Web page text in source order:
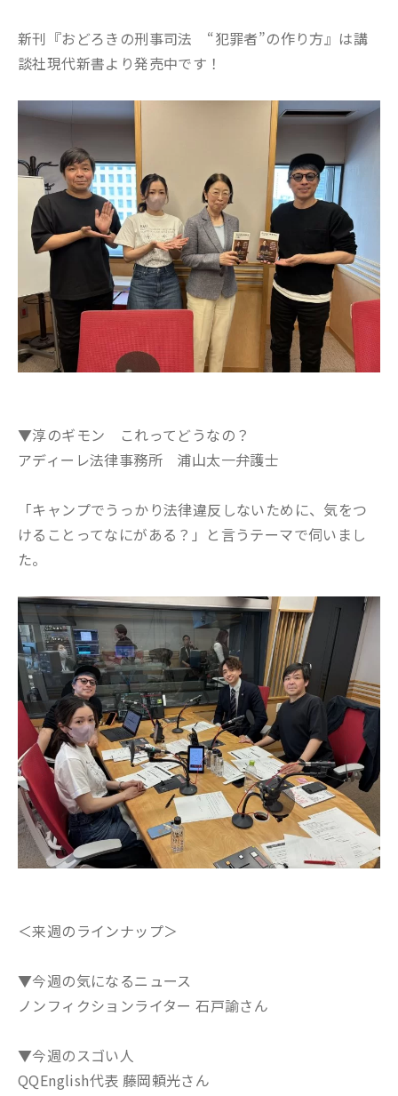
新刊『おどろきの刑事司法 “犯罪者”の作り方』は講
談社現代新書より発売中です！
▼淳のギモン これってどうなの？
アディーレ法律事務所 浦山太一弁護士
「キャンプでうっかり法律違反しないために、気をつ
けることってなにがある？」と言うテーマで伺いまし
た。
＜来週のラインナップ＞
▼今週の気になるニュース
ノンフィクションライター 石戸諭さん
▼今週のスゴい人
QQEnglish代表 藤岡頼光さん